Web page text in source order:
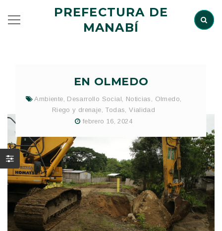
PREFECTURA DE
MANABÍ
EN OLMEDO
Ambiente, Desarrollo Social, Noticias , Olmedo,
Riego y drenaje, Todas,Vialidad
febrero 16, 2024